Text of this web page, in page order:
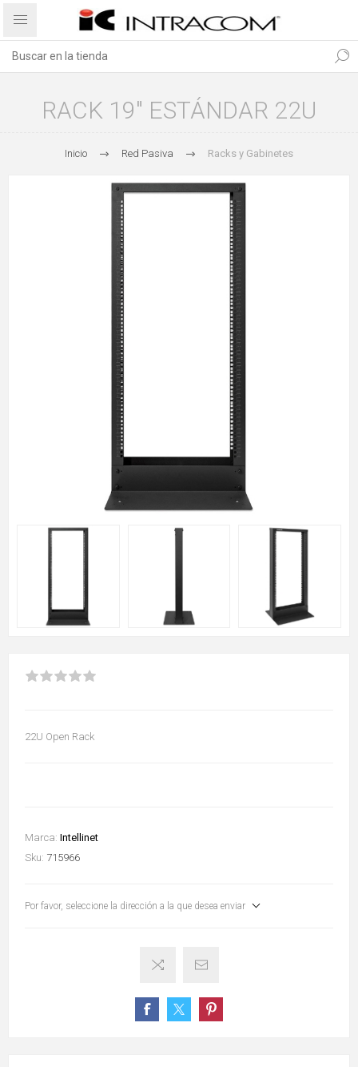
RACK 19" ESTÁNDAR 22U
Inicio Red Pasiva Racks y Gabinetes
22U Open Rack
Marca: Intellinet
Sku: 715966
Por favor, seleccione la dirección a la que desea enviar